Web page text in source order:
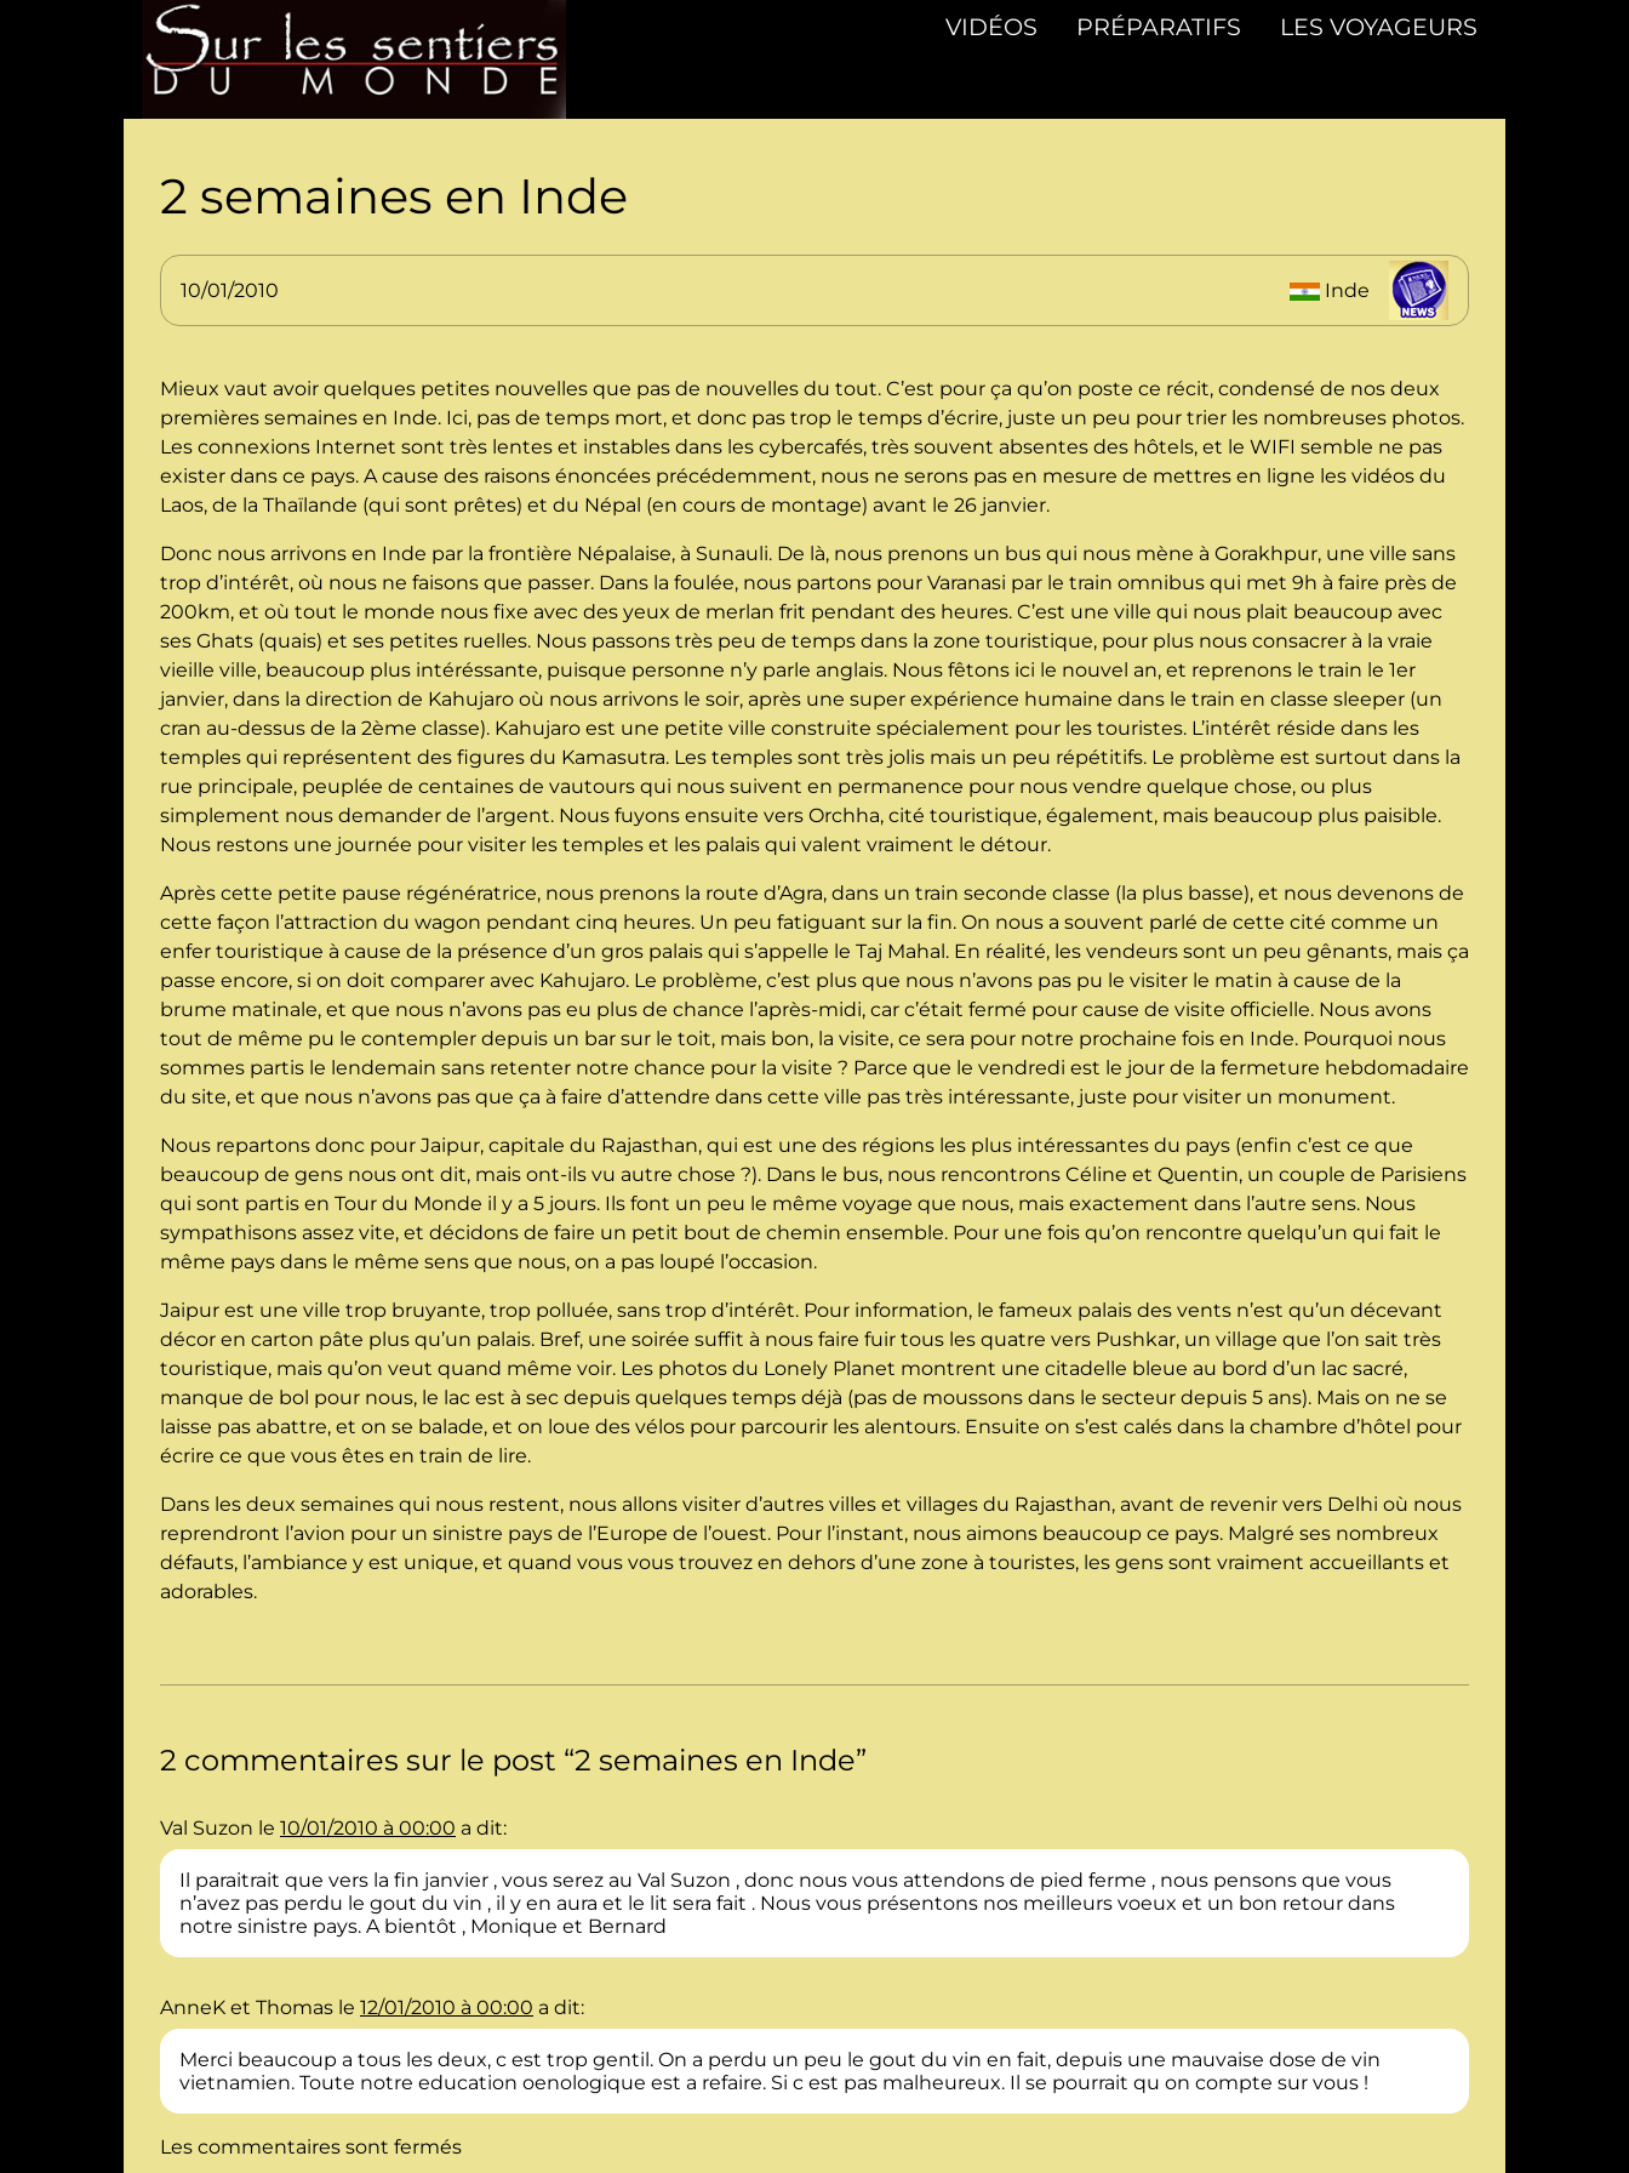
VIDÉOS PRÉPARATIFS LES VOYAGEURS
2 semaines en Inde
10/01/2010 Inde
Mieux vaut avoir quelques petites nouvelles que pas de nouvelles du tout. C’est pour ça qu’on poste ce récit, condensé de nos deux
premières semaines en Inde. Ici, pas de temps mort, et donc pas trop le temps d’écrire, juste un peu pour trier les nombreuses photos.
Les connexions Internet sont très lentes et instables dans les cybercafés, très souvent absentes des hôtels, et le WIFI semble ne pas
exister dans ce pays. A cause des raisons énoncées précédemment, nous ne serons pas en mesure de mettres en ligne les vidéos du
Laos, de la Thaïlande (qui sont prêtes) et du Népal (en cours de montage) avant le 26 janvier.
Donc nous arrivons en Inde par la frontière Népalaise, à Sunauli. De là, nous prenons un bus qui nous mène à Gorakhpur, une ville sans
trop d’intérêt, où nous ne faisons que passer. Dans la foulée, nous partons pour Varanasi par le train omnibus qui met 9h à faire près de
200km, et où tout le monde nous fixe avec des yeux de merlan frit pendant des heures. C’est une ville qui nous plait beaucoup avec
ses Ghats (quais) et ses petites ruelles. Nous passons très peu de temps dans la zone touristique, pour plus nous consacrer à la vraie
vieille ville, beaucoup plus intéréssante, puisque personne n’y parle anglais. Nous fêtons ici le nouvel an, et reprenons le train le 1er
janvier, dans la direction de Kahujaro où nous arrivons le soir, après une super expérience humaine dans le train en classe sleeper (un
cran au-dessus de la 2ème classe). Kahujaro est une petite ville construite spécialement pour les touristes. L’intérêt réside dans les
temples qui représentent des figures du Kamasutra. Les temples sont très jolis mais un peu répétitifs. Le problème est surtout dans la
rue principale, peuplée de centaines de vautours qui nous suivent en permanence pour nous vendre quelque chose, ou plus
simplement nous demander de l’argent. Nous fuyons ensuite vers Orchha, cité touristique, également, mais beaucoup plus paisible.
Nous restons une journée pour visiter les temples et les palais qui valent vraiment le détour.
Après cette petite pause régénératrice, nous prenons la route d’Agra, dans un train seconde classe (la plus basse), et nous devenons de
cette façon l’attraction du wagon pendant cinq heures. Un peu fatiguant sur la fin. On nous a souvent parlé de cette cité comme un
enfer touristique à cause de la présence d’un gros palais qui s’appelle le Taj Mahal. En réalité, les vendeurs sont un peu gênants, mais ça
passe encore, si on doit comparer avec Kahujaro. Le problème, c’est plus que nous n’avons pas pu le visiter le matin à cause de la
brume matinale, et que nous n’avons pas eu plus de chance l’après-midi, car c’était fermé pour cause de visite officielle. Nous avons
tout de même pu le contempler depuis un bar sur le toit, mais bon, la visite, ce sera pour notre prochaine fois en Inde. Pourquoi nous
sommes partis le lendemain sans retenter notre chance pour la visite ? Parce que le vendredi est le jour de la fermeture hebdomadaire
du site, et que nous n’avons pas que ça à faire d’attendre dans cette ville pas très intéressante, juste pour visiter un monument.
Nous repartons donc pour Jaipur, capitale du Rajasthan, qui est une des régions les plus intéressantes du pays (enfin c’est ce que
beaucoup de gens nous ont dit, mais ont-ils vu autre chose ?). Dans le bus, nous rencontrons Céline et Quentin, un couple de Parisiens
qui sont partis en Tour du Monde il y a 5 jours. Ils font un peu le même voyage que nous, mais exactement dans l’autre sens. Nous
sympathisons assez vite, et décidons de faire un petit bout de chemin ensemble. Pour une fois qu’on rencontre quelqu’un qui fait le
même pays dans le même sens que nous, on a pas loupé l’occasion.
Jaipur est une ville trop bruyante, trop polluée, sans trop d’intérêt. Pour information, le fameux palais des vents n’est qu’un décevant
décor en carton pâte plus qu’un palais. Bref, une soirée suffit à nous faire fuir tous les quatre vers Pushkar, un village que l’on sait très
touristique, mais qu’on veut quand même voir. Les photos du Lonely Planet montrent une citadelle bleue au bord d’un lac sacré,
manque de bol pour nous, le lac est à sec depuis quelques temps déjà (pas de moussons dans le secteur depuis 5 ans). Mais on ne se
laisse pas abattre, et on se balade, et on loue des vélos pour parcourir les alentours. Ensuite on s’est calés dans la chambre d’hôtel pour
écrire ce que vous êtes en train de lire.
Dans les deux semaines qui nous restent, nous allons visiter d’autres villes et villages du Rajasthan, avant de revenir vers Delhi où nous
reprendront l’avion pour un sinistre pays de l’Europe de l’ouest. Pour l’instant, nous aimons beaucoup ce pays. Malgré ses nombreux
défauts, l’ambiance y est unique, et quand vous vous trouvez en dehors d’une zone à touristes, les gens sont vraiment accueillants et
adorables.
2 commentaires sur le post “2 semaines en Inde”
Val Suzon le 10/01/2010 à 00:00 a dit:
Il paraitrait que vers la fin janvier , vous serez au Val Suzon , donc nous vous attendons de pied ferme , nous pensons que vous
n’avez pas perdu le gout du vin , il y en aura et le lit sera fait . Nous vous présentons nos meilleurs voeux et un bon retour dans
notre sinistre pays. A bientôt , Monique et Bernard
AnneK et Thomas le 12/01/2010 à 00:00 a dit:
Merci beaucoup a tous les deux, c est trop gentil. On a perdu un peu le gout du vin en fait, depuis une mauvaise dose de vin
vietnamien. Toute notre education oenologique est a refaire. Si c est pas malheureux. Il se pourrait qu on compte sur vous !
Les commentaires sont fermés